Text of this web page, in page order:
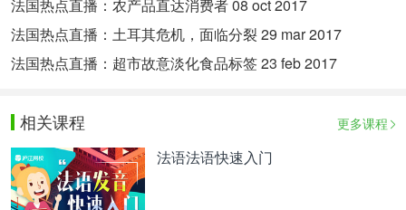
法国热点直播：农产品直达消费者 08 oct 2017
法国热点直播：土耳其危机，面临分裂 29 mar 2017
法国热点直播：超市故意淡化食品标签 23 feb 2017
相关课程 更多课程
法语法语快速入门